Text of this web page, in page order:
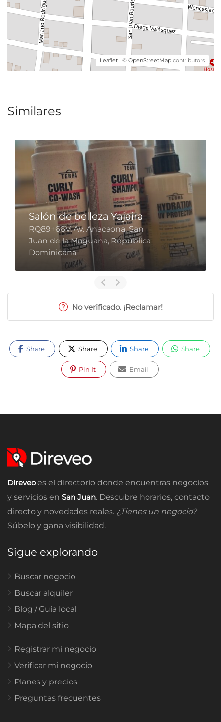
Leaflet | © OpenStreetMap contributors
Similares
Salón de belleza Yajaira
RQ89+66V, Av. Anacaona, San
Juan de la Maguana, República
Dominicana
No verificado. ¡Reclamar!
Share Share Share Share
Pin It Email
Direveoes el directorio donde encuentras negocios
y servicios en San Juan. Descubre horarios, contacto
directo y novedades reales. ¿Tienes un negocio?
Súbelo y gana visibilidad.
Sigue explorando
Buscar negocio
Buscar alquiler
Blog / Guía local
Mapa del sitio
Registrar mi negocio
Verificar mi negocio
Planes y precios
Preguntas frecuentes